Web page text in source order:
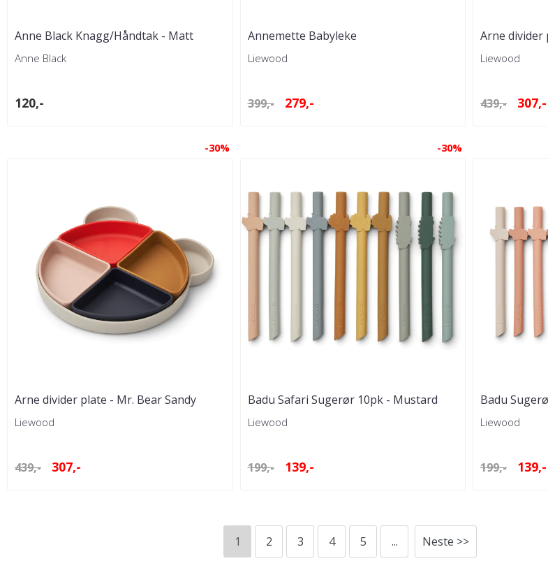
Anne Black Knagg/Håndtak - Matt
Anne Black
120,-
Annemette Babyleke
Liewood
399,- 279,-
Arne divider
Liewood
439,- 307,-
-30%
Arne divider plate - Mr. Bear Sandy
Multimiks
Liewood
439,- 307,-
-30%
Badu Safari Sugerør 10pk - Mustard
Multi Mix
Liewood
199,- 139,-
Badu
Liewood
199,- 139,-
1 2 3 4 5 ... Neste >>